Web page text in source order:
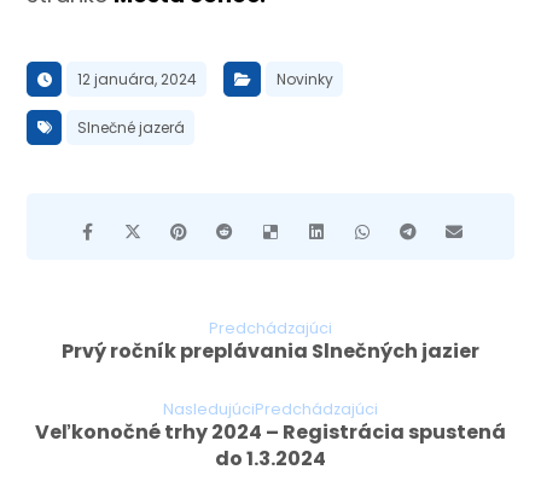
12 januára, 2024 Novinky
Slnečné jazerá
Predchádzajúci
Prvý ročník preplávania Slnečných jazier
NasledujúciPredchádzajúci
Veľkonočné trhy 2024 – Registrácia spustená
do 1.3.2024